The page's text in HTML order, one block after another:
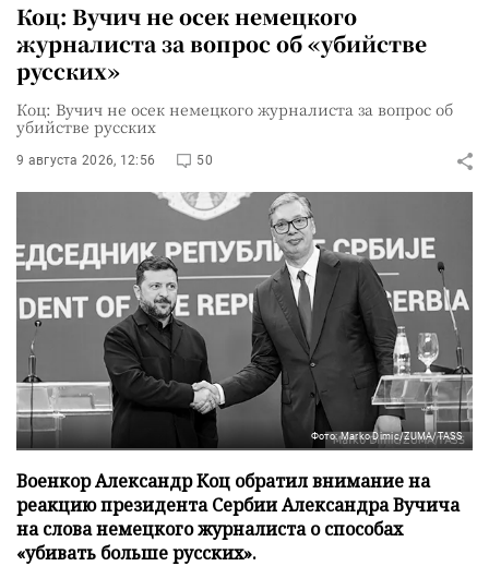
Коц: Вучич не осек немецкого
журналиста за вопрос об «убийстве
русских»
Коц: Вучич не осек немецкого журналиста за вопрос об
убийстве русских
9 августа 2026, 12:56 50
Фото: Marko Dimic/ZUMA/TASS
Военкор Александр Коц обратил внимание на
реакцию президента Сербии Александра Вучича
на слова немецкого журналиста о способах
«убивать больше русских».